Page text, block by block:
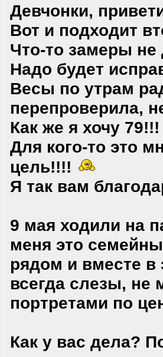
Девчонки,
Вот и подходит
Что-то замеры не
Надо будет
Весы по утрам
перепроверила,
Как же я хочу 79!!!
Для кого-то это
цель!!!!
Я так вам
9 мая ходили на
меня это
рядом и вместе в
всегда слезы, не
портретами по
Как у вас дела?